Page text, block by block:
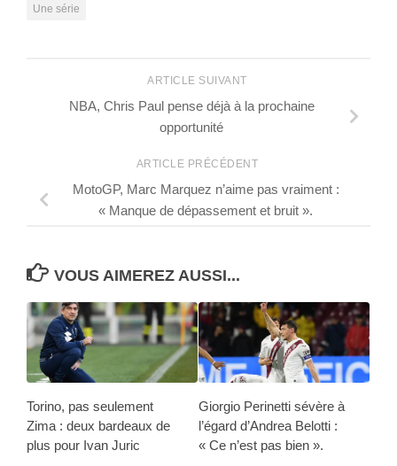
Une série
ARTICLE SUIVANT
NBA, Chris Paul pense déjà à la prochaine
opportunité
ARTICLE PRÉCÉDENT
MotoGP, Marc Marquez n’aime pas vraiment :
« Manque de dépassement et bruit ».
VOUS AIMEREZ AUSSI...
Torino, pas seulement
Zima : deux bardeaux de
plus pour Ivan Juric
Giorgio Perinetti sévère à
l’égard d’Andrea Belotti :
« Ce n’est pas bien ».